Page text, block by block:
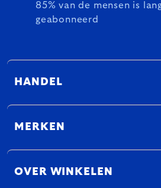
85% van de mensen is
geabonneerd
HANDEL
MERKEN
OVER WINKELEN